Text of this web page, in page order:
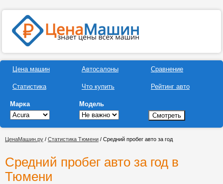
Цена машин
Статистика
Автосалоны
Что купить
Сравнение
Рейтинг авто
Марка Модель
ЦенаМашин.ру / Статистика Тюмени / Средний пробег авто за год
Средний пробег авто за год в
Тюмени